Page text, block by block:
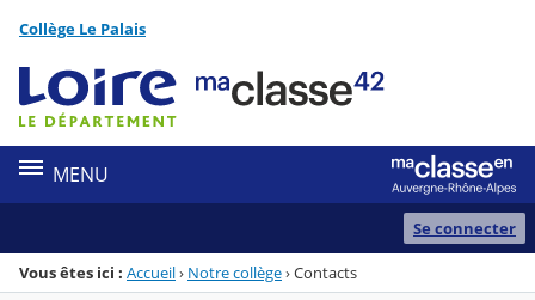
Menu de la rubrique
Contenu
Collège Le Palais
MENU
Se connecter
Vous êtes ici : Accueil› Notre collège›Contacts